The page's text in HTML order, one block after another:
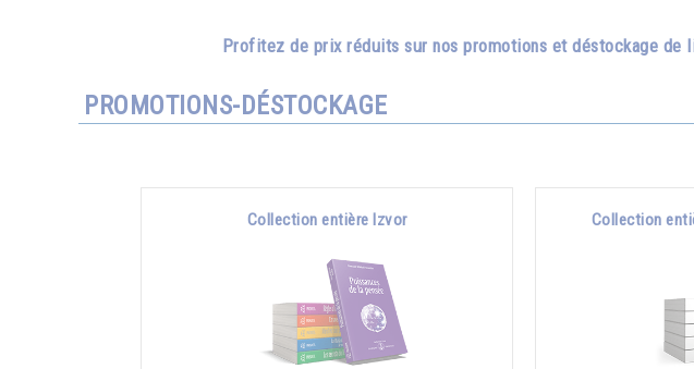
Profitez de prix réduits sur nos promotions et déstockage de
PROMOTIONS-DÉSTOCKAGE
Collection entière Izvor Collection